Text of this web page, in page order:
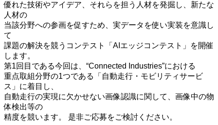
優れた技術やアイデア、それらを担う人材を発掘し、新たな
人材の
当該分野への参画を促すため、実データを使い実装を意識し
て
課題の解決を競うコンテスト「AIエッジコンテスト」を開催
します。
第1回目である今回は、“Connected Industries”における
重点取組分野の1つである「自動走行・モビリティサービ
ス」に着目し、
自動走行の実現に欠かせない画像認識に関して、画像中の物
体検出等の
精度を競います。 是非ご応募をご検討ください。